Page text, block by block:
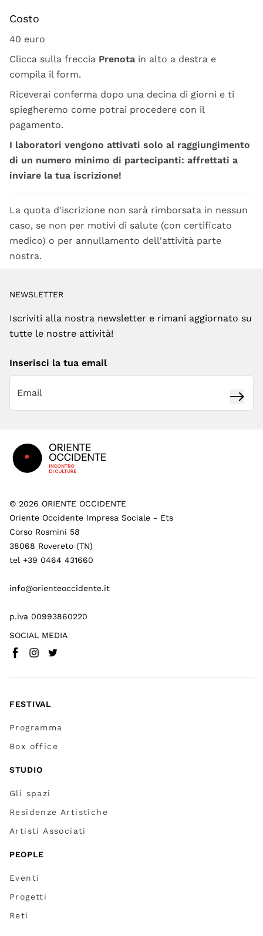
Costo
40 euro
Clicca sulla freccia Prenota in alto a destra e
compila il form.
Riceverai conferma dopo una decina di giorni e ti
spiegheremo come potrai procedere con il
pagamento.
I laboratori vengono attivati solo al raggiungimento
di un numero minimo di partecipanti: affrettati a
inviare la tua iscrizione!
La quota d'iscrizione non sarà rimborsata in nessun
caso, se non per motivi di salute (con certificato
medico) o per annullamento dell'attività parte
nostra.
NEWSLETTER
Iscriviti alla nostra newsletter e rimani aggiornato su
tutte le nostre attività!
Inserisci la tua email
© 2026 ORIENTE OCCIDENTE
Oriente Occidente Impresa Sociale - Ets
Corso Rosmini 58
38068 Rovereto (TN)
tel +39 0464 431660
info@orienteoccidente.it
p.iva 00993860220
SOCIAL MEDIA
Facebook(
Instagram
Twitter
FESTIVAL
Programma
Box office
STUDIO
Gli spazi
Residenze Artistiche
Artisti Associati
PEOPLE
Eventi
Progetti
Reti